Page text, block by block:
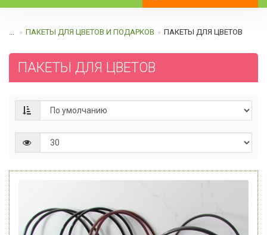
... ПАКЕТЫ ДЛЯ ЦВЕТОВ И ПОДАРКОВ ПАКЕТЫ ДЛЯ ЦВЕТОВ
ПАКЕТЫ ДЛЯ ЦВЕТОВ